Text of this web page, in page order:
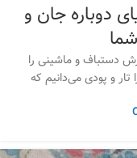
دوباره جان و
دستباف و ماشینی را
و پودی می‌دانیم که